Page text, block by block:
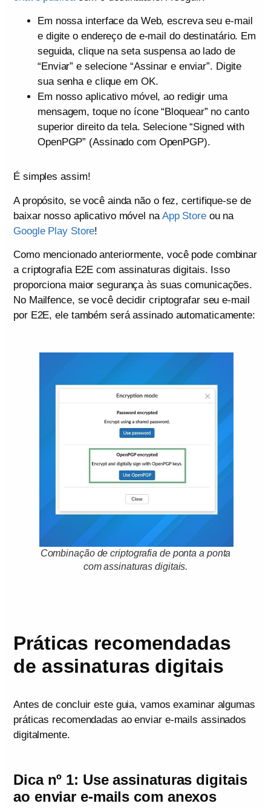
Em nossa interface da Web, escreva seu e-mail
e digite o endereço de e-mail do destinatário. Em
seguida, clique na seta suspensa ao lado de
“Enviar” e selecione “Assinar e enviar”. Digite
sua senha e clique em OK.
Em nosso aplicativo móvel, ao redigir uma
mensagem, toque no ícone “Bloquear” no canto
superior direito da tela. Selecione “Signed with
OpenPGP” (Assinado com OpenPGP).
É simples assim!
A propósito, se você ainda não o fez, certifique-se de
baixar nosso aplicativo móvel na App Storeou na
Google Play Store!
Como mencionado anteriormente, você pode combinar
a criptografia E2E com assinaturas digitais. Isso
proporciona maior segurança às suas comunicações.
No Mailfence, se você decidir criptografar seu e-mail
por E2E, ele também será assinado automaticamente:
Combinação de criptografia de ponta a ponta
com assinaturas digitais.
Práticas recomendadas
de assinaturas digitais
Antes de concluir este guia, vamos examinar algumas
práticas recomendadas ao enviar e-mails assinados
digitalmente.
Dica nº 1: Use assinaturas digitais
ao enviar e-mails com anexos